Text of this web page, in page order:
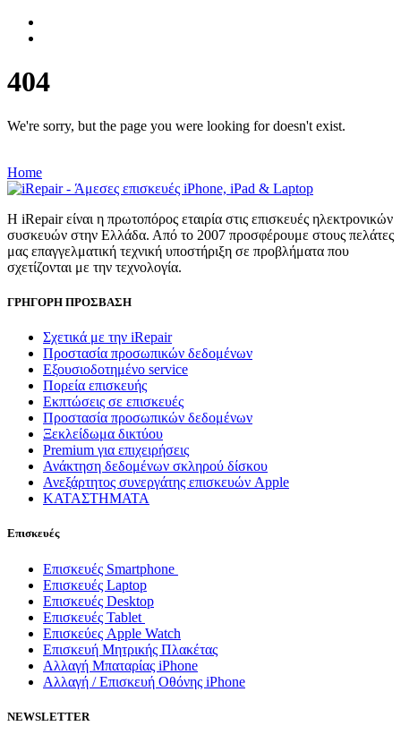
404
We're sorry, but the page you were looking for doesn't exist.
Home
Η iRepair είναι η πρωτοπόρος εταιρία στις επισκευές ηλεκτρονικών
συσκευών στην Ελλάδα. Από το 2007 προσφέρουμε στους πελάτες
μας επαγγελματική τεχνική υποστήριξη σε προβλήματα που
σχετίζονται με την τεχνολογία.
ΓΡΗΓΟΡΗ ΠΡΟΣΒΑΣΗ
Σχετικά με την iRepair
Προστασία προσωπικών δεδομένων
Εξουσιοδοτημένο service
Πορεία επισκευής
Εκπτώσεις σε επισκευές
Προστασία προσωπικών δεδομένων
Ξεκλείδωμα δικτύου
Premium για επιχειρήσεις
Ανάκτηση δεδομένων σκληρού δίσκου
Ανεξάρτητος συνεργάτης επισκευών Apple
ΚΑΤΑΣΤΗΜΑΤΑ
Επισκευές
Επισκευές Smartphone
Επισκευές Laptop
Επισκευές Desktop
Επισκευές Tablet
Επισκεύες Apple Watch
Επισκευή Μητρικής Πλακέτας
Αλλαγή Μπαταρίας iPhone
Αλλαγή / Επισκευή Οθόνης iPhone
NEWSLETTER